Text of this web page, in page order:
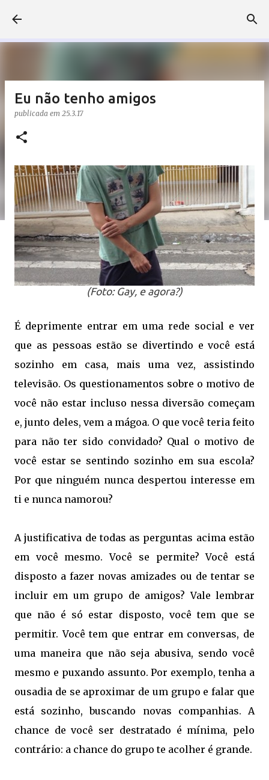
Eu não tenho amigos
publicada em 25.3.17
(Foto: Gay, e agora?)
É deprimente entrar em uma rede social e ver
que as pessoas estão se divertindo e você está
sozinho em casa, mais uma vez, assistindo
televisão. Os questionamentos sobre o motivo de
você não estar incluso nessa diversão começam
e, junto deles, vem a mágoa. O que você teria feito
para não ter sido convidado? Qual o motivo de
você estar se sentindo sozinho em sua escola?
Por que ninguém nunca despertou interesse em
ti e nunca namorou?
A justificativa de todas as perguntas acima estão
em você mesmo. Você se permite? Você está
disposto a fazer novas amizades ou de tentar se
incluir em um grupo de amigos? Vale lembrar
que não é só estar disposto, você tem que se
permitir. Você tem que entrar em conversas, de
uma maneira que não seja abusiva, sendo você
mesmo e puxando assunto. Por exemplo, tenha a
ousadia de se aproximar de um grupo e falar que
está sozinho, buscando novas companhias. A
chance de você ser destratado é mínima, pelo
contrário: a chance do grupo te acolher é grande.